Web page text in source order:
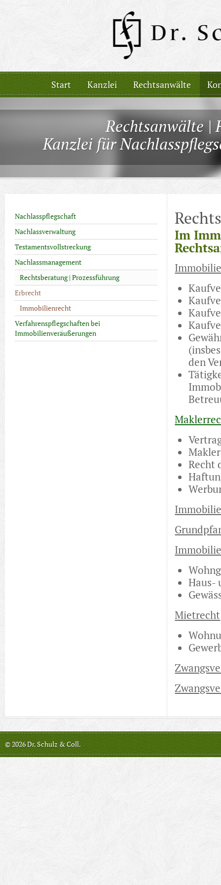
Start Kanzlei Rechtsanwälte
Rechtsanwälte |
Kanzlei für
Nachlasspflegschaft
Nachlassverwaltung
Testamentsvollstreckung
Nachlassmanagement
Rechtsberatung | Prozessführung
Erbrecht
Immobilienrecht
Verfahrenspflegschaften bei
Immobilienveräußerungen
Im
den
Recht
Haus-
Mietrecht
© 2026 Dr. Schulz & Coll.